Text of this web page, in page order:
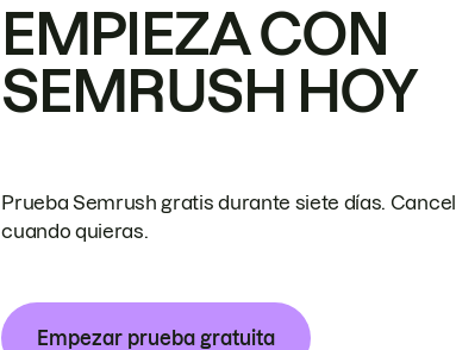
EMPIEZA CON
SEMRUSH HOY
Prueba Semrush gratis durante siete días.
cuando quieras.
Empezar prueba gratuita